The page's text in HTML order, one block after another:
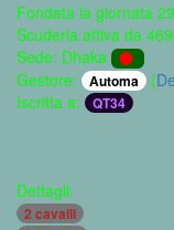
Fondata la giornata
Scuderia attiva da
Sede: Dhaka
Gestore:
Automa (
Iscritta a:
QT34
Dettagli:
2 cavalli